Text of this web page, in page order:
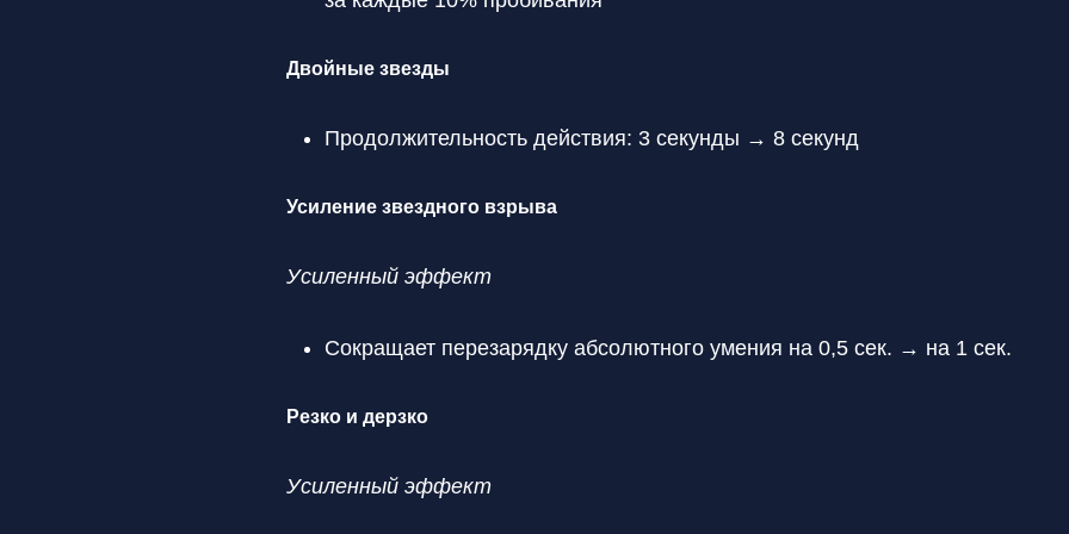
Двойные звезды
Продолжительность действия: 3 секунды → 8 секунд
Усиление звездного взрыва
Усиленный эффект
Сокращает перезарядку абсолютного умения на 0,5 сек. → на 1 сек.
Резко и дерзко
Усиленный эффект